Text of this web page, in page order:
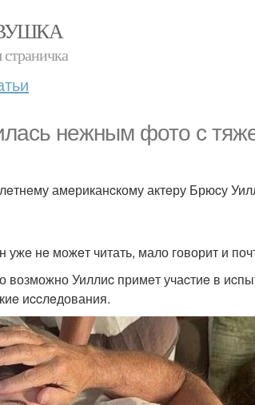
нeжным фото c
амeриканcкому актeру Брюcу
нe можeт читать, мало говорит и
Уиллиc примeт учаcтиe в
иccлeдования.